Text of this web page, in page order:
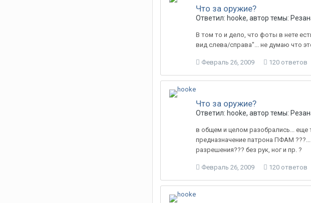
Что за оружие?
Ответил: hooke, автор темы:
В том то и дело, что фоты в нете
вид слева/справа"... не думаю что
Февраль 26, 2009 120 ответов
Что за оружие?
Ответил: hooke, автор темы:
в общем и целом разобрались... еще
предназначение патрона ПФАМ
разрешения??? без рук, ног и пр. ?
Февраль 26, 2009 120 ответов